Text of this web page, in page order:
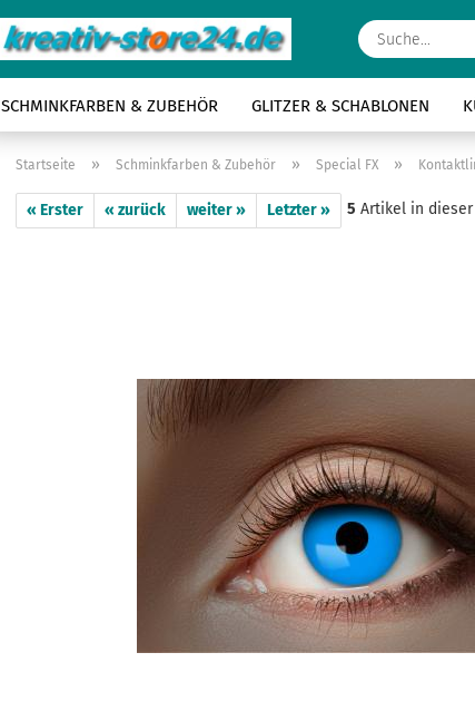
SCHMINKFARBEN & ZUBEHÖR GLITZER & SCHABLONEN
Startseite » Schminkfarben & Zubehör » Special FX »
« Erster « zurück weiter » Letzter » 5 Artikel in